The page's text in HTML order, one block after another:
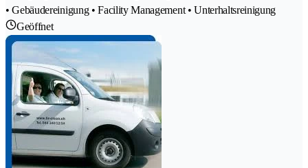
• Gebäudereinigung • Facility Management • Unterhaltsreinigung
Geöffnet